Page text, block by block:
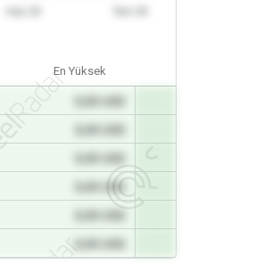
En Yüksek
0,00 USD